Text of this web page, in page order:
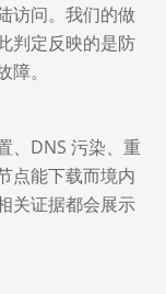
访问。我们的做
判定反映的是防
。
、DNS 污染、重
点能下载而境内
关证据都会展示